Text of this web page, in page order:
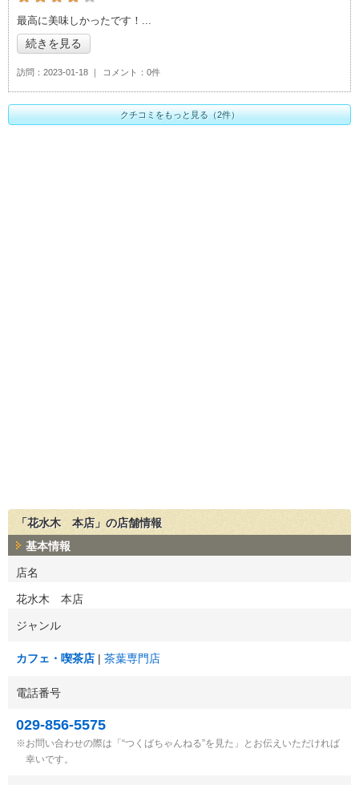
の「花水木 本店」おすすめ度：
最高に美味しかったです！
続きを見る
訪問 2023-01-18 コメント 0件
クチコミをもっと見る（2件）
「花水木 本店」の店舗情報
基本情報
店名
花水木 本店
ジャンル
カフェ・喫茶店 茶葉専門店
電話番号
029-856-5575
お問い合わせの際は「“つくばちゃんねる”を見た」とお伝えいただければ
幸いです。